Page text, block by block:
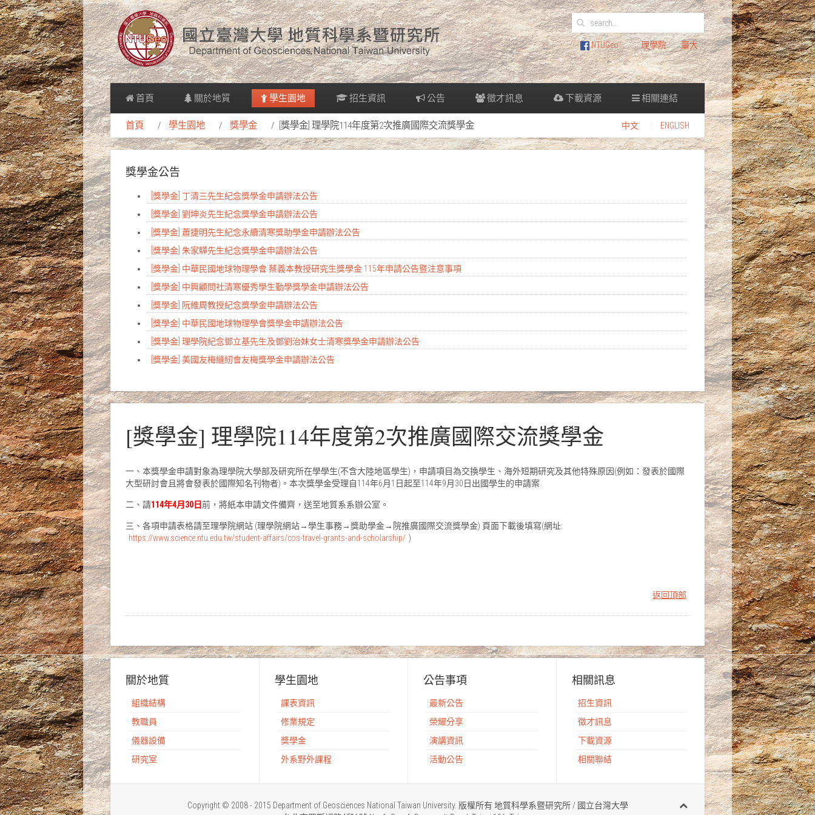
NTUGeo 理學院 臺大
首頁 關於地質 學生園地 招生資訊 公告 徵才訊息 下載資源 相關連結
首頁 學生園地 獎學金 [獎學金] 理學院114年度第2次推廣國際交流獎學金 中文 ENGLISH
獎學金公告
[獎學金] 丁清三先生紀念獎學金申請辦法公告
[獎學金] 劉坤炎先生紀念獎學金申請辦法公告
[獎學金] 蕭捷明先生紀念永續清寒獎助學金申請辦法公告
[獎學金] 朱家驊先生紀念獎學金申請辦法公告
[獎學金] 中華民國地球物理學會 蔡義本教授研究生獎學金 115年申請公告暨注意事項
[獎學金] 中興顧問社清寒優秀學生勤學獎學金申請辦法公告
[獎學金] 阮維周教授紀念獎學金申請辦法公告
[獎學金] 中華民國地球物理學會獎學金申請辦法公告
[獎學金] 理學院紀念鄧立基先生及鄧劉治妹女士清寒獎學金申請辦法公告
[獎學金] 美國友梅縫紉會友梅獎學金申請辦法公告
[獎學金] 理學院114年度第2次推廣國際交流獎學金
一、本獎學金申請對象為理學院大學部及研究所在學學生(不含大陸地區學生)，申請項目為交換學生、海外短期研究及其他特殊原因(例如：發表於國際
大型研討會且將會發表於國際知名刊物者)。本次獎學金受理自114年6月1日起至114年9月30日出國學生的申請案.
二、請114年4月30日前，將紙本申請文件備齊，送至地質系系辦公室。
三、各項申請表格請至理學院網站 (理學院網站→學生事務→獎助學金→院推廣國際交流獎學金) 頁面下載後填寫(網址:
https://www.science.ntu.edu.tw/student-affairs/cos-travel-grants-and-scholarship/ )
返回頂部
關於地質
組織結構
教職員
儀器設備
研究室
學生園地
課表資訊
修業規定
獎學金
外系野外課程
公告事項
最新公告
榮耀分享
演講資訊
活動公告
相關訊息
招生資訊
徵才訊息
下載資源
相關聯結
Copyright © 2008 - 2015 Department of Geosciences National Taiwan University. 版權所有 地質科學系暨研究所 / 國立台灣大學